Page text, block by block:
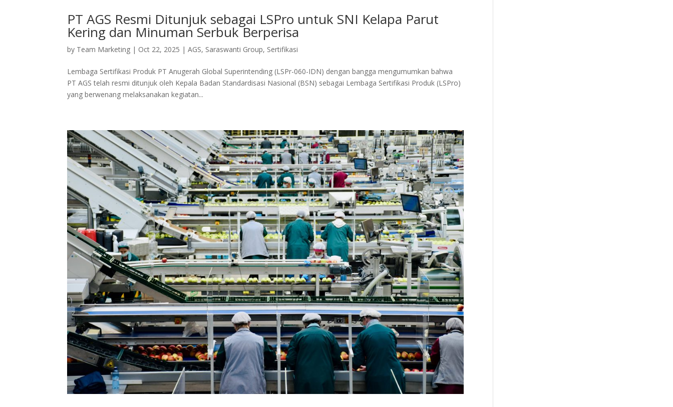
PT AGS Resmi Ditunjuk sebagai LSPro untuk SNI Kelapa Parut
Kering dan Minuman Serbuk Berperisa
by Team Marketing | Oct 22, 2025 |AGS, Saraswanti Group, Sertifikasi
Lembaga Sertifikasi Produk PT Anugerah Global Superintending (LSPr-060-IDN) dengan bangga mengumumkan bahwa
PT AGS telah resmi ditunjuk oleh Kepala Badan Standardisasi Nasional (BSN) sebagai Lembaga Sertifikasi Produk (LSPro)
yang berwenang melaksanakan kegiatan...